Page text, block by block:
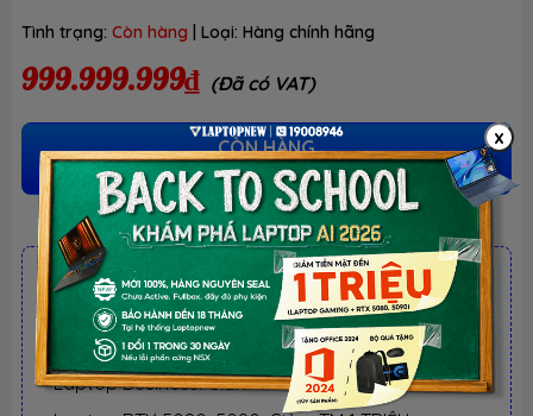
Tình trạng: Còn hàng | Loại: Hàng chính hãng
999.999.999₫ (Đã có VAT)
CÒN HÀNG
(Vui lòng liên hệ trực tiếp)
ƯU ĐÃI TỐT NHẤT TRONG NĂM
BACK TO SCHOOL 2026.Xem chi tiết
- Laptop văn phòng. Giảm TM 300K
- Laptop Business. Giảm TM 500K
x